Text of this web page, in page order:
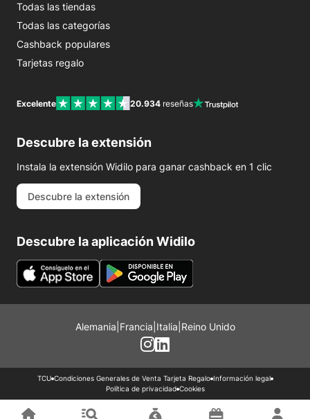
Todas las tiendas
Todas las categorías
Cashback populares
Tarjetas regalo
Excelente 20.934 reseñas
Descubre la extensión
Instala la extensión Widilo para ganar cashback en 1 clic
Descubre la extensión
Descubre la aplicación Widilo
Alemania Francia Italia Reino Unido
TCU Condiciones Generales de Venta Tarjeta Regalo Información legal
Política de privacidad Cookies